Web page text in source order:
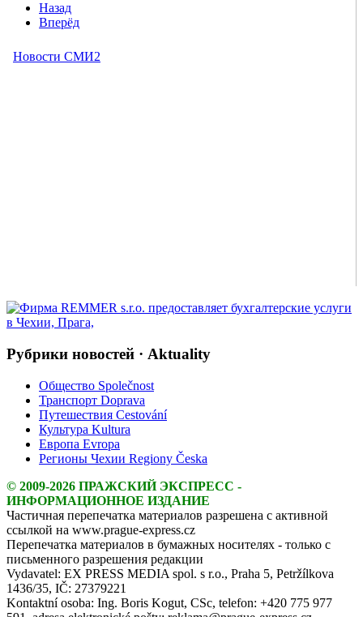
Назад
Вперёд
Рубрики новостей · Aktuality
Общество Společnost
Транспорт Doprava
Путешествия Cestování
Культура Kultura
Европа Evropa
Регионы Чехии Regiony Česka
© 2009-2026 ПРАЖСКИЙ ЭКСПРЕСС -
ИНФОРМАЦИОННОЕ ИЗДАНИЕ
Частичная перепечатка материалов разрешена с активной
ссылкой на www.prague-express.cz
Перепечатка материалов в бумажных носителях - только с
письменного разрешения редакции
Vydavatel: EX PRESS MEDIA spol. s r.o., Praha 5, Petržílkova
1436/35, IČ: 27379221
Kontaktní osoba: Ing. Boris Kogut, CSc, telefon: +420 775 977